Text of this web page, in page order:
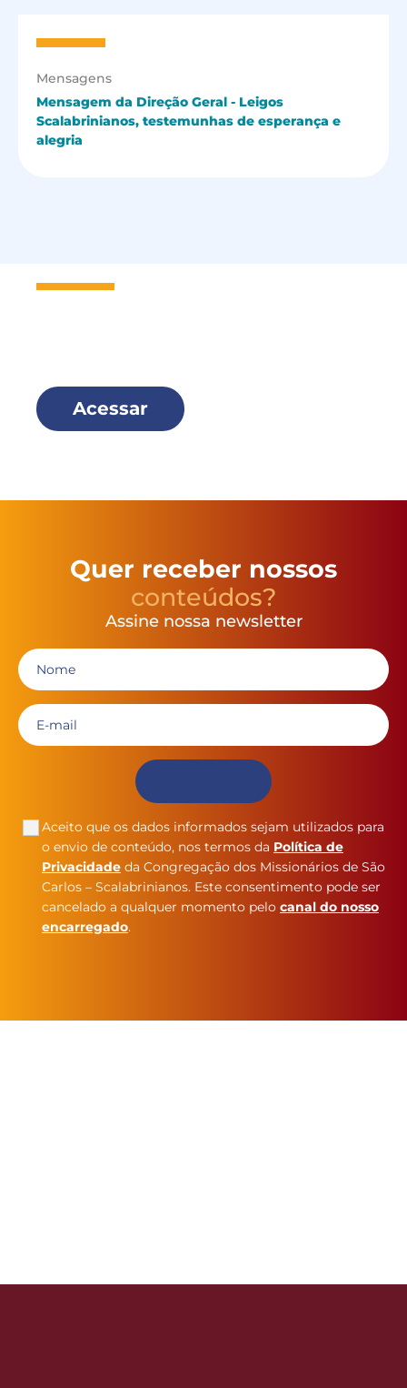
Mensagens
Mensagem da Direção Geral - Leigos
Scalabrinianos, testemunhas de esperança e
alegria
Acessar
Quer receber nossos
conteúdos?
Assine nossa newsletter
Aceito que os dados informados sejam utilizados para
o envio de conteúdo, nos termos da Política de
Privacidade da Congregação dos Missionários de São
Carlos – Scalabrinianos. Este consentimento pode ser
cancelado a qualquer momento pelo canal do nosso
encarregado.